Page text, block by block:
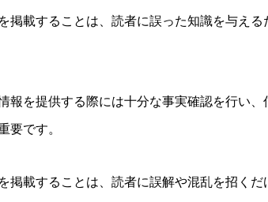
掲載することは、読者に誤った知識を与え
報を提供する際には十分な事実確認を行い
要です。
掲載することは、読者に誤解や混乱を招く